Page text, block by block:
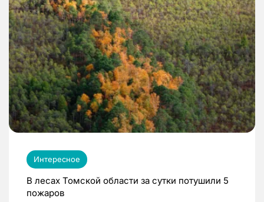
Интересное
В лесах Томской области за сутки потушили 5
пожаров